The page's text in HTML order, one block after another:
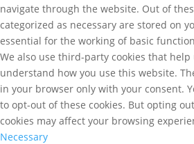
navigate through the website. Out of
categorized as necessary are stored on
essential for the working of basic
We also use third-party cookies that help
understand how you use this website.
in your browser only with your consent.
to opt-out of these cookies. But opting
cookies may affect your browsing
Necessary